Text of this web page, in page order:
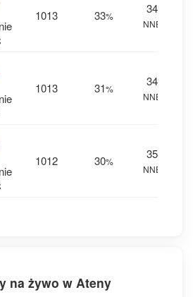
1013 33%
34
NNE
1013 31%
34
NNE
1012 30%
35
NNE
na żywo w Ateny